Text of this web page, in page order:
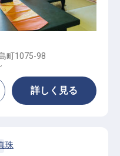
町1075-98
詳しく見る
珠